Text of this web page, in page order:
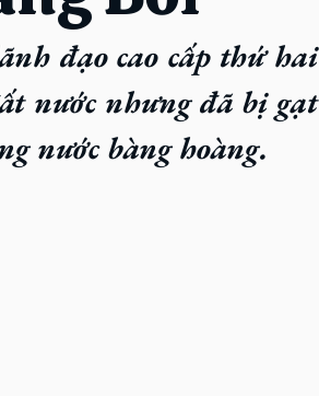
đạo cao cấp thứ hai
nước nhưng đã bị gạt
nước bàng hoàng.